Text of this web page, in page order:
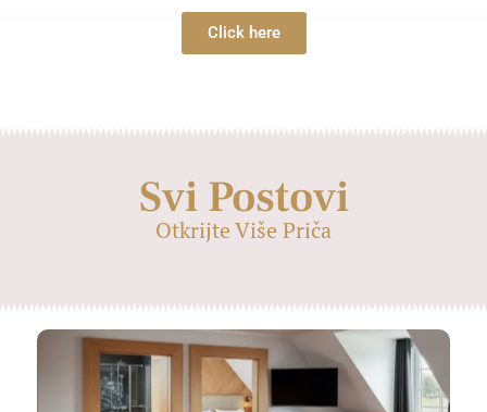
Click here
Svi Postovi
Otkrijte Više Priča